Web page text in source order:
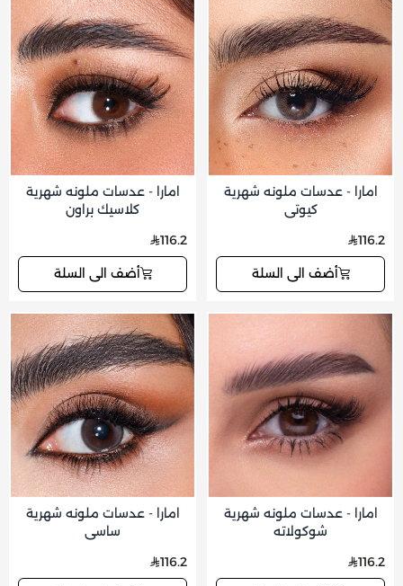
امارا - عدسات ملونه شهرية
كيوتي
116.2
أضف الى السلة
امارا - عدسات ملونه شهرية
كلاسيك براون
116.2
أضف الى السلة
امارا - عدسات ملونه شهرية
شوكولاته
116.2
امارا - عدسات ملونه شهرية
ساسي
116.2